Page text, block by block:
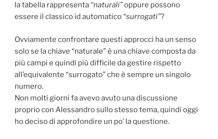
la tabella rappresenta “naturali”oppure possono
essere il classico id automatico “surrogati”?
Ovviamente confrontare questi approcci ha un senso
solo se la chiave “naturale” è una chiave composta da
più campi e quindi più difficile da gestire rispetto
all’equivalente “surrogato” che è sempre un singolo
numero.
Non molti giorni fa avevo avuto una discussione
proprio con Alessandro sullo stesso tema, quindi oggi
ho deciso di approfondire un po’ la questione.